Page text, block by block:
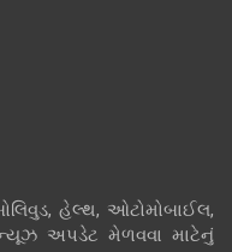
હેલ્થ, ઓટોમોબાઈલ,
અપડેટ મેળવવા માટેનું